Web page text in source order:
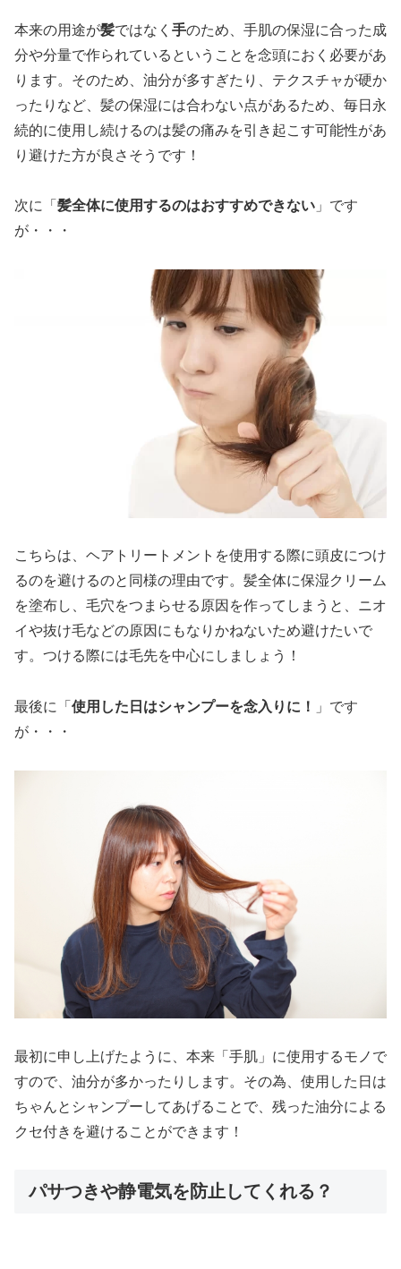
本来の用途が髪ではなく 手のため、手肌の保湿に合った成
分や分量で作られているということを念頭におく必要があ
ります。そのため、油分が多すぎたり、テクスチャが硬か
ったりなど、髪の保湿には合わない点があるため、毎日永
続的に使用し続けるのは髪の痛みを引き起こす可能性があ
り避けた方が良さそうです！
次に「 髪全体に使用するのはおすすめできない 」です
が・・・
こちらは、ヘアトリートメントを使用する際に頭皮につけ
るのを避けるのと同様の理由です。髪全体に保湿クリーム
を塗布し、毛穴をつまらせる原因を作ってしまうと、ニオ
イや抜け毛などの原因にもなりかねないため避けたいで
す。つける際には毛先を中心にしましょう！
最後に「 使用した日はシャンプーを念入りに！
」です
が・・・
最初に申し上げたように、本来「手肌」に使用するモノで
すので、油分が多かったりします。その為、使用した日は
ちゃんとシャンプーしてあげることで、残った油分による
クセ付きを避けることができます！
パサつきや静電気を防止してくれる？